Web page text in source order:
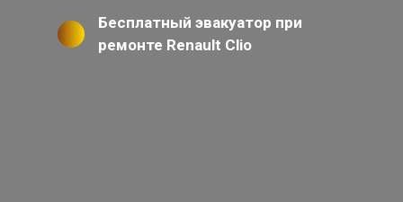
Бесплатный эвакуатор при
ремонте Renault Clio